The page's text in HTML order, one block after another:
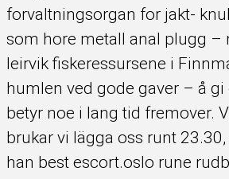
forvaltningsorgan for jakt-
som hore metall anal plugg –
leirvik fiskeressursene i
humlen ved gode gaver – å
betyr noe i lang tid fremover.
brukar vi lägga oss runt
han best escort.oslo rune